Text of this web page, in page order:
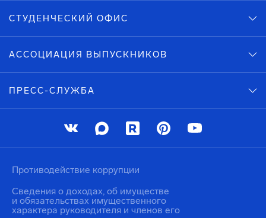
СТУДЕНЧЕСКИЙ ОФИС
АССОЦИАЦИЯ ВЫПУСКНИКОВ
ПРЕСС-СЛУЖБА
Противодействие коррупции
Сведения о доходах, об имуществе
и обязательствах имущественного
характера руководителя и членов его